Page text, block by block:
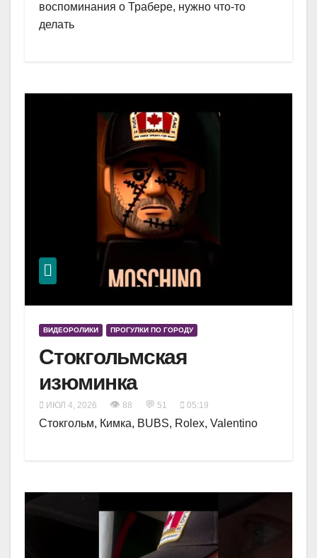
воспоминания о Трабере, нужно что-то
делать
ВИДЕОРОЛИКИ ПРОГУЛКИ ПО ГОРОДУ
Стокгольмская
изюминка
ИЮЛ 4, 2026 👁 88 💬 51 05:19
Стокгольм, Кимка, BUBS, Rolex, Valentino